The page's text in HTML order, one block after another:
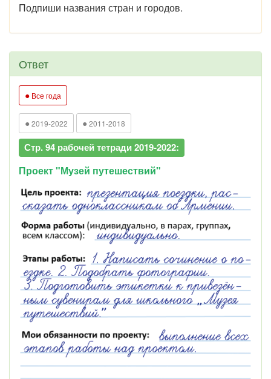
Подпиши названия стран и городов.
Ответ
● Все года
● 2019-2022 ● 2011-2018
Стр. 94 рабочей тетради 2019-2022:
Проект "Музей путешествий"